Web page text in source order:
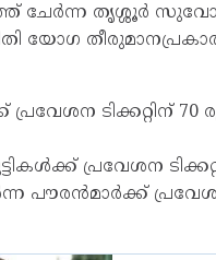
ചേർന്ന തൃശ്ശൂർ
തീരുമാനപ്രകാരം
ടിക്കറ്റിന്
പ്രവേശന
പൗരൻമാർക്ക് പ്രവേശന